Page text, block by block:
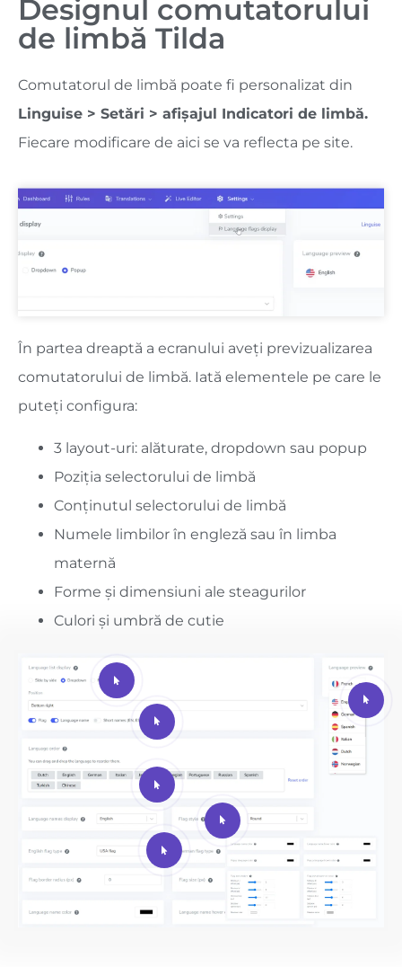
Designul comutatorului
de limbă Tilda
Comutatorul de limbă poate fi personalizat din
Linguise > Setări > afișajul Indicatori de limbă.
Fiecare modificare de aici se va reflecta pe site.
În partea dreaptă a ecranului aveți previzualizarea
comutatorului de limbă. Iată elementele pe care le
puteți configura:
3 layout-uri: alăturate, dropdown sau popup
Poziția selectorului de limbă
Conținutul selectorului de limbă
Numele limbilor în engleză sau în limba
maternă
Forme și dimensiuni ale steagurilor
Culori și umbră de cutie